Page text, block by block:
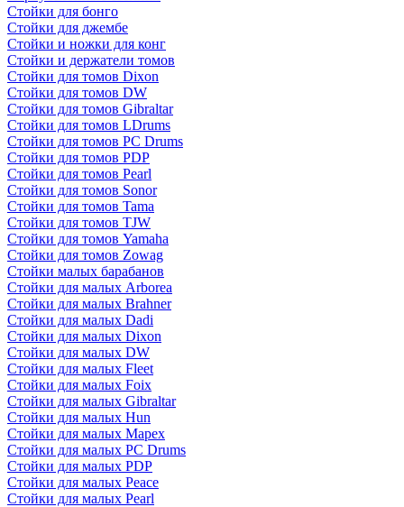
Стойки для бонго
Стойки для джембе
Стойки и ножки для конг
Стойки и держатели томов
Стойки для томов Dixon
Стойки для томов DW
Стойки для томов Gibraltar
Стойки для томов LDrums
Стойки для томов PC Drums
Стойки для томов PDP
Стойки для томов Pearl
Стойки для томов Sonor
Стойки для томов Tama
Стойки для томов TJW
Стойки для томов Yamaha
Стойки для томов Zowag
Стойки малых барабанов
Стойки для малых Arborea
Стойки для малых Brahner
Стойки для малых Dadi
Стойки для малых Dixon
Стойки для малых DW
Стойки для малых Fleet
Стойки для малых Foix
Стойки для малых Gibraltar
Стойки для малых Hun
Стойки для малых Mapex
Стойки для малых PC Drums
Стойки для малых PDP
Стойки для малых Peace
Стойки для малых Pearl